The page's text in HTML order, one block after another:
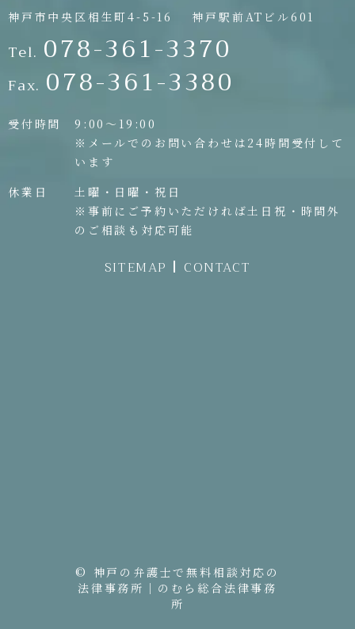
神戸市中央区相生町4-5-16 神戸駅前ATビル601
Tel. 078-361-3370
Fax. 078-361-3380
受付時間
9:00〜19:00
※メールでのお問い合わせは24時間受付して
います
休業日
土曜・日曜・祝日
※事前にご予約いただければ土日祝・時間外
のご相談も対応可能
SITEMAP CONTACT
© 神戸の弁護士で無料相談対応の
法律事務所｜のむら総合法律事務
所